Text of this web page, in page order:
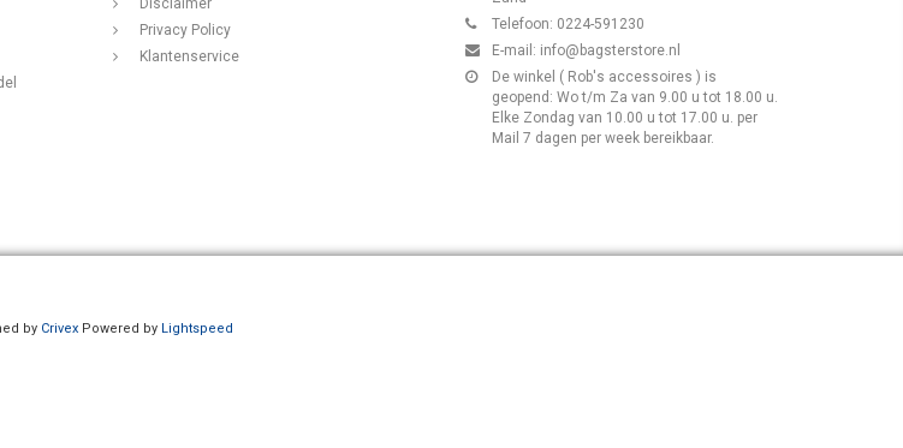
Disclaimer
Privacy Policy
Klantenservice
Telefoon: 0224-591230
E-mail: info@bagsterstore.nl
De winkel ( Rob's accessoires ) is
geopend: Wo t/m Za van 9.00 u tot 18.00 u.
Elke Zondag van 10.00 u tot 17.00 u. per
Mail 7 dagen per week bereikbaar.
by Crivex Powered by Lightspeed